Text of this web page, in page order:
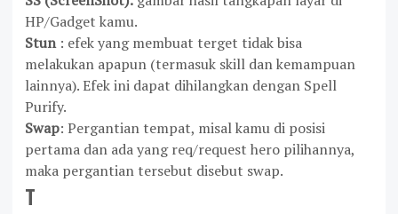
HP/Gadget kamu.
Stun : efek yang membuat terget tidak bisa
melakukan apapun (termasuk skill dan kemampuan
lainnya). Efek ini dapat dihilangkan dengan Spell
Purify.
Swap: Pergantian tempat, misal kamu di posisi
pertama dan ada yang req/request hero pilihannya,
maka pergantian tersebut disebut swap.
T